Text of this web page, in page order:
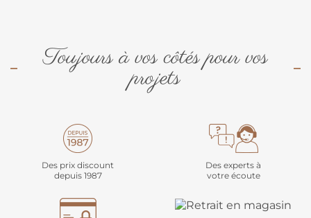
Toujours à vos côtés pour vos
projets
Des prix discount
depuis 1987
Des experts à
votre écoute